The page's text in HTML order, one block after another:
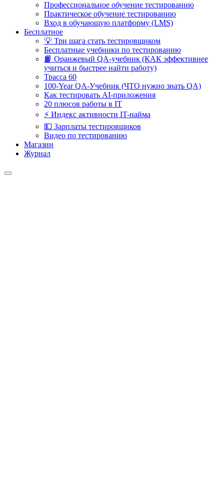
Профессиональное обучение тестированию
Практическое обучение тестированию
Вход в обучающую платформу (LMS)
Бесплатное
💡 Три шага стать тестировщиком
Бесплатные учебники по тестированию
📙 Оранжевый QA-учебник (КАК эффективнее
учиться и быстрее найти работу)
Трасса 60
100-Year QA-Учебник (ЧТО нужно знать QA)
Как тестировать AI-приложения
20 плюсов работы в IT
⚡️ Индекс активности IT-найма
💵 Зарплаты тестировщиков
Видео по тестированию
Магазин
Журнал